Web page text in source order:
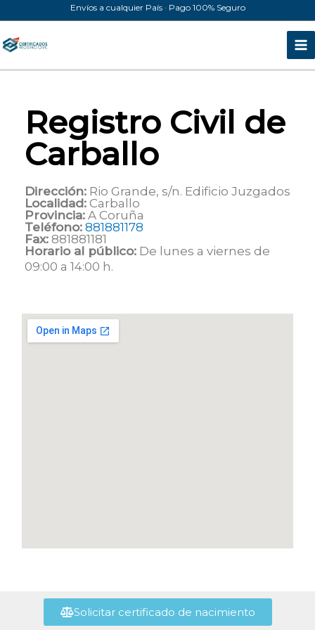
al
contenido
Envíos a cualquier País · Pago 100% Seguro
Registro Civil de
Carballo
Dirección: Rio Grande, s/n. Edificio Juzgados
Localidad: Carballo
Provincia: A Coruña
Teléfono: 881881178
Fax: 881881181
Horario al público: De lunes a viernes de
09:00 a 14:00 h.
Solicitar certificado de nacimiento